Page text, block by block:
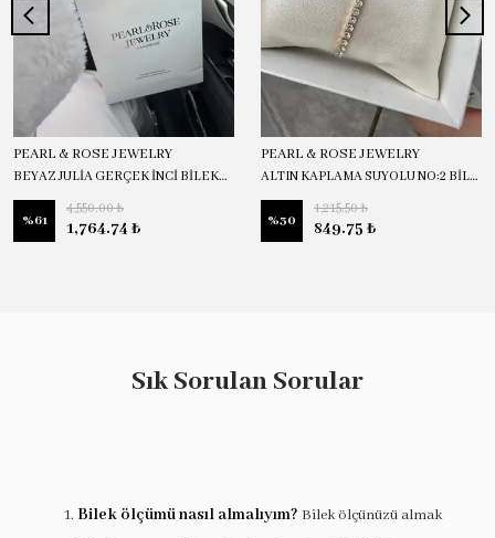
PEARL & ROSE JEWELRY
BEYAZ JULİA GERÇEK İNCİ BİLEKLİK
%61
4,550.00 ₺
1,764.74 ₺
PEARL & ROSE JEWELRY
ALTIN KAPLAMA SUYOLU NO:2 BİLEKLİK
%30
1,215.50 ₺
849.75 ₺
Sık Sorulan Sorular
Bilek ölçümü nasıl almalıyım? Bilek ölçünüzü almak